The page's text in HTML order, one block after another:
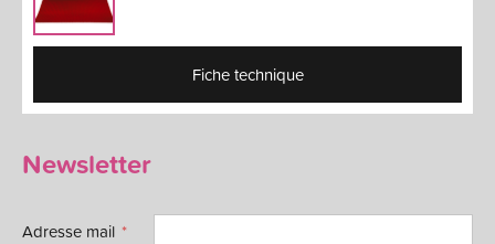
Fiche technique
Newsletter
Adresse mail